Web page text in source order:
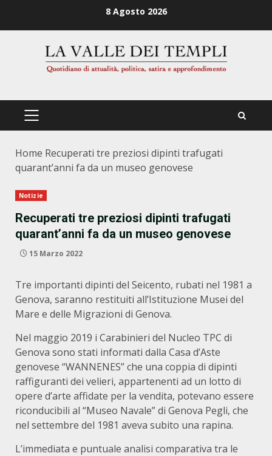
8 Agosto 2026
PRIMÄRES
Home Recuperati tre preziosi dipinti trafugati
quarant’anni fa da un museo genovese
Notizie
Recuperati tre preziosi dipinti trafugati
quarant’anni fa da un museo genovese
15 Marzo 2022
Tre importanti dipinti del Seicento, rubati nel 1981 a
Genova, saranno restituiti all’Istituzione Musei del
Mare e delle Migrazioni di Genova.
Nel maggio 2019 i Carabinieri del Nucleo TPC di
Genova sono stati informati dalla Casa d’Aste
genovese “WANNENES” che una coppia di dipinti
raffiguranti dei velieri, appartenenti ad un lotto di
opere d’arte affidate per la vendita, potevano essere
riconducibili al “Museo Navale” di Genova Pegli, che
nel settembre del 1981 aveva subito una rapina.
L’immediata e puntuale analisi comparativa tra le